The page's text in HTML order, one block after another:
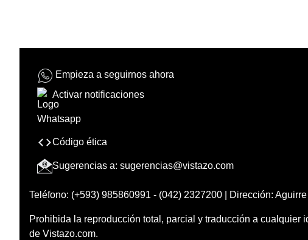
Empieza a seguirnos ahora
Activar notificaciones
Código ética
Sugerencias a: sugerencias@vistazo.com
Teléfono: (+593) 985860991 - (042) 2327200 | Dirección:
Prohibida la reproducción total, parcial y traducción a
de Vistazo.com.